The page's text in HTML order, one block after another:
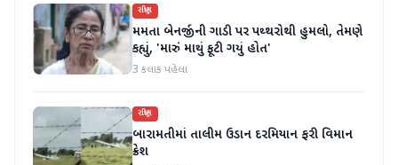
રાષ્ટ્રીય
મમતા બેનર્જીની ગાડી પર પથ્થરોથી હુમલો, તેમણે
કહ્યું, 'મારું માથું ફૂટી ગયું હોત'
3 કલાક પહેલા
રાષ્ટ્રીય
બારામતીમાં તાલીમ ઉડાન દરમિયાન ફરી વિમાન
ક્રેશ